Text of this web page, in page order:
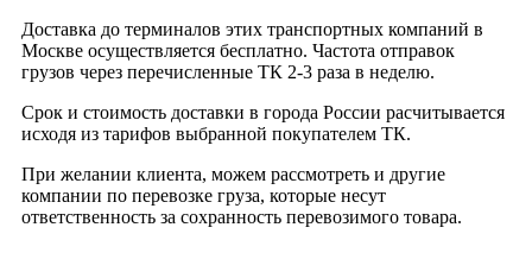
Доставка до терминалов этих транспортных компаний в
Москве осуществляется бесплатно. Частота отправок
грузов через перечисленные ТК 2-3 раза в неделю.
Срок и стоимость доставки в города России расчитывается
исходя из тарифов выбранной покупателем ТК.
При желании клиента, можем рассмотреть и другие
компании по перевозке груза, которые несут
ответственность за сохранность перевозимого товара.